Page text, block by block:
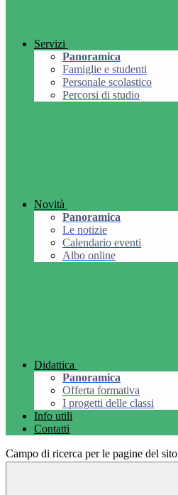
Servizi
Panoramica
Famiglie e studenti
Personale scolastico
Percorsi di studio
Novità
Panoramica
Le notizie
Calendario eventi
Albo online
Didattica
Panoramica
Offerta formativa
I progetti delle classi
Info utili
Contatti
Campo di ricerca per le pagine del sito